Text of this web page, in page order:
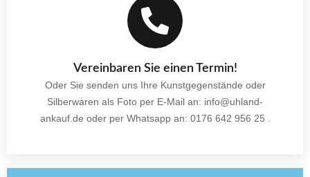
Vereinbaren Sie einen Termin!
Oder Sie senden uns Ihre Kunstgegenstände oder
Silberwaren als Foto per E-Mail an: info@uhland-
ankauf.de oder per Whatsapp an: 0176 642 956 25 .